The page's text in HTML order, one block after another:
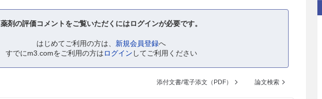
薬剤の評価コメントをご覧いただくにはログインが必要です。
はじめてご利用の方は、 新規会員登録へ
すでにm3.comをご利用の方はログイン してご利用ください
添付文書/電子添文（PDF） 論文検索